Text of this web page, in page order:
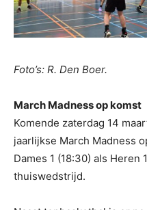
Foto’s: R. Den Boer.
March Madness op komst
Komende zaterdag 14
jaarlijkse March Madness
Dames 1 (18:30) als Heren
thuiswedstrijd.